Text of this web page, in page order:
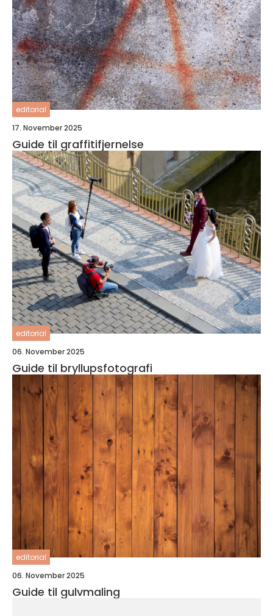
editorial
17. November 2025
Guide til graffitifjernelse
editorial
06. November 2025
Guide til bryllupsfotografi
editorial
06. November 2025
Guide til gulvmaling